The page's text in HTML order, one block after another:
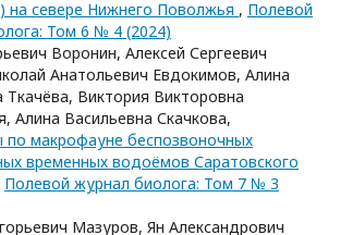
на севере Нижнего Поволжья , Полевой
Том 6 № 4 (2024)
Воронин, Алексей Сергеевич
Анатольевич Евдокимов, Алина
Ткачёва, Виктория Викторовна
Алина Васильевна Скачкова,
по макрофауне беспозвоночных
временных водоёмов Саратовского
Полевой журнал биолога: Том 7 № 3
Мазуров, Ян Александрович